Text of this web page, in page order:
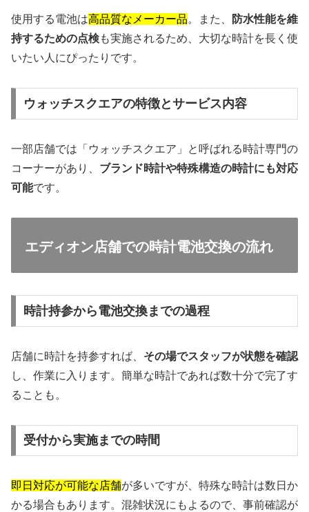
使用する電池は高品質なメーカー品。また、
防水性能を維
持するための点検も実施されるため、大切な時計を長く使
いたい人にぴったりです。
ウォッチスクエアの特徴とサービス内容
一部店舗では「ウォッチスクエア」と呼ばれる時計専門の
コーナーがあり、 ブランド時計や特殊構造の時計にも対応
可能です。
エディオン店舗での時計電池交換の流れ
時計持参から電池交換までの過程
店舗に時計を持参すれば、 その場でスタッフが状態を確認
し、作業に入ります。簡単な時計であれば数十分で完了す
ることも。
受付から実施までの時間
即日対応が可能な店舗が多いですが、特殊な時計は数日か
かる場合もあります。混雑状況にもよるので、事前確認が